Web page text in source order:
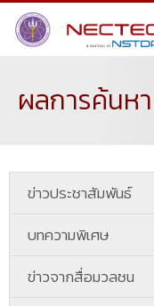
ผลการค้นหา
ข่าวประชาสัมพันธ์
บทความพิเศษ
ข่าวจากสื่อมวลชน